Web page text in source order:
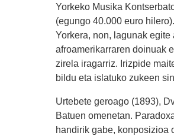
Yorkeko Musika
(egungo 40.000 euro
Yorkera, non, lagunak
afroamerikarraren doinuak
zirela iragarriz. Irizpide
bildu eta islatuko zukeen
Urtebete geroago (1893),
Batuen omenetan.
handirik gabe, konposizioa